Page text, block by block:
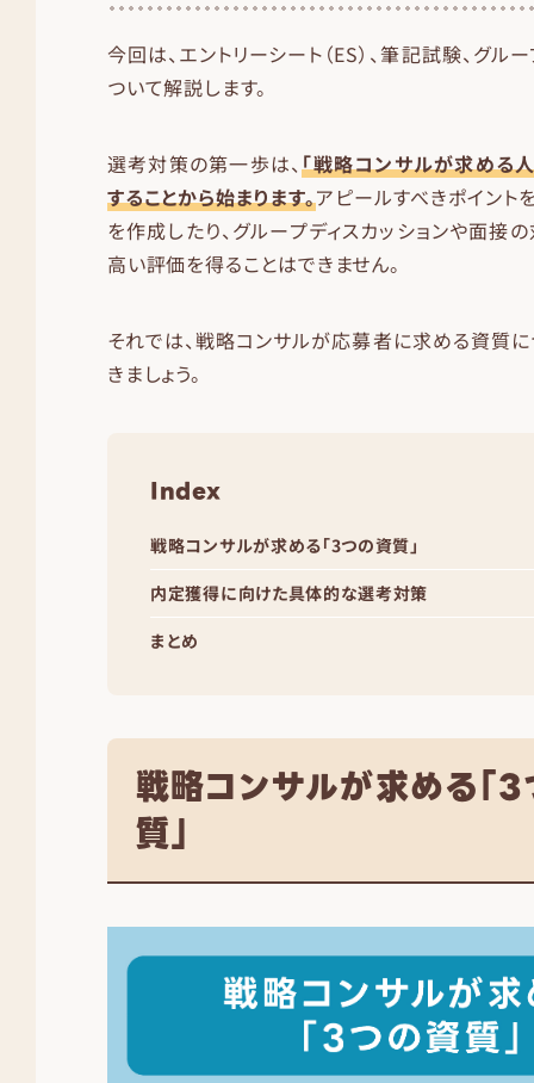
今回は、エントリーシート（ES）、筆記試験、グル
ついて解説します。
選考対策の第一歩は、「戦略コンサルが求める
することから始まります。アピールすべきポイント
を作成したり、グループディスカッションや面接
高い評価を得ることはできません。
それでは、戦略コンサルが応募者に求める資質に
きましょう。
Index
戦略コンサルが求める「3つの資質」
内定獲得に向けた具体的な選考対策
まとめ
戦略コンサルが求める「
質」